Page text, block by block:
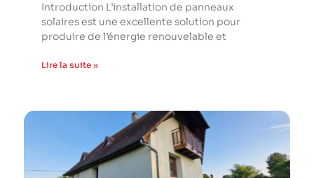
Introduction L’installation de panneaux
solaires est une excellente solution pour
produire de l’énergie renouvelable et
Lire la suite »